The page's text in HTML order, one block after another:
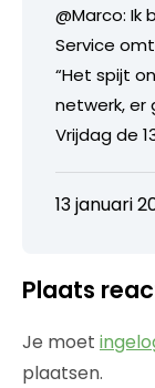
@Marco:
Service
“Het spijt
netwerk, er
Vrijdag de
13 januari
Plaats
Je moet
plaatsen.